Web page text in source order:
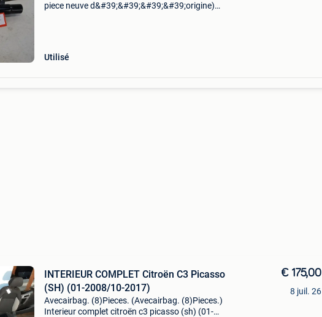
piece neuve d&#39;&#39;&#39;&#39;origine)
Utilisé
INTERIEUR COMPLET Citroën C3 Picasso
(SH) (01-2008/10-2017)
Avecairbag. (8)Pieces. (Avecairbag. (8)Pieces.)
Interieur complet citroën c3 picasso (sh) (01-
€ 175,00
8 juil. 26